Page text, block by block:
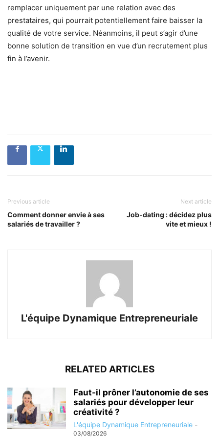
remplacer uniquement par une relation avec des
prestataires, qui pourrait potentiellement faire baisser la
qualité de votre service. Néanmoins, il peut s’agir d’une
bonne solution de transition en vue d’un recrutement plus
fin à l’avenir.
Previous article
Comment donner envie à ses
salariés de travailler ?
Next article
Job-dating : décidez plus
vite et mieux !
L'équipe Dynamique Entrepreneuriale
RELATED ARTICLES
Faut-il prôner l’autonomie de ses
salariés pour développer leur
créativité ?
L'équipe Dynamique Entrepreneuriale -
03/08/2026